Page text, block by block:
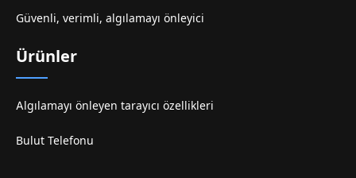
Güvenli, verimli, algılamayı önleyici
Ürünler
Algılamayı önleyen tarayıcı özellikleri
Bulut Telefonu